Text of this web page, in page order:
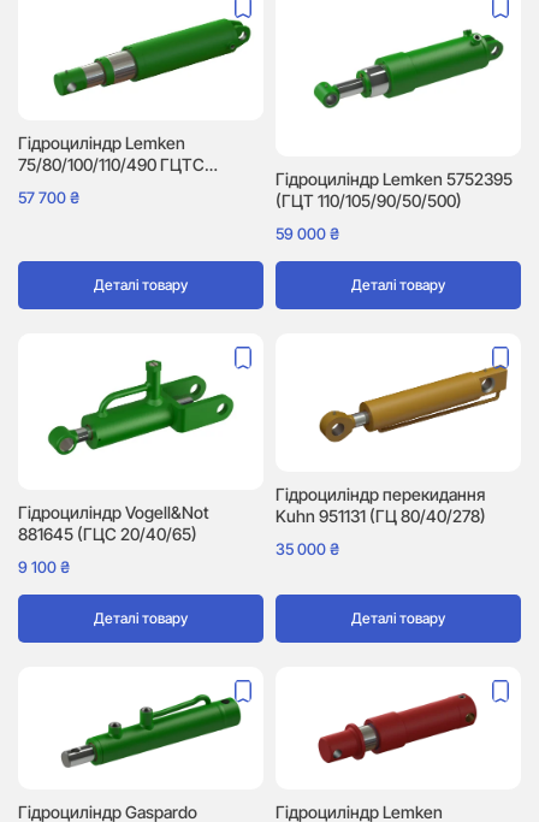
Гідроциліндр Lemken
75/80/100/110/490 ГЦТС
(5752302)
57 700₴
Деталі товару
Гідроциліндр Lemken 5752395
(ГЦТ 110/105/90/50/500)
59 000₴
Деталі товару
Гідроциліндр Vogell&Not
881645 (ГЦС 20/40/65)
9 100₴
Деталі товару
Гідроциліндр перекидання
Kuhn 951131 (ГЦ 80/40/278)
35 000₴
Деталі товару
Гідроциліндр Gaspardo Гідроциліндр Lemken